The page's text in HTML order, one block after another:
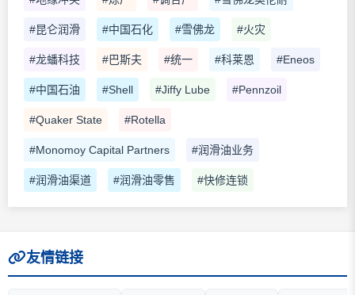
#昆仑润滑 #中国石化 #雪佛龙 #火灾
#龙蟠科技 #巴斯夫 #统一 #科莱恩 #Eneos
#中国石油 #Shell #Jiffy Lube #Pennzoil
#Quaker State #Rotella
#Monomoy Capital Partners #润滑油业务
#润滑油渠道 #润滑油零售 #快修连锁
友情链接